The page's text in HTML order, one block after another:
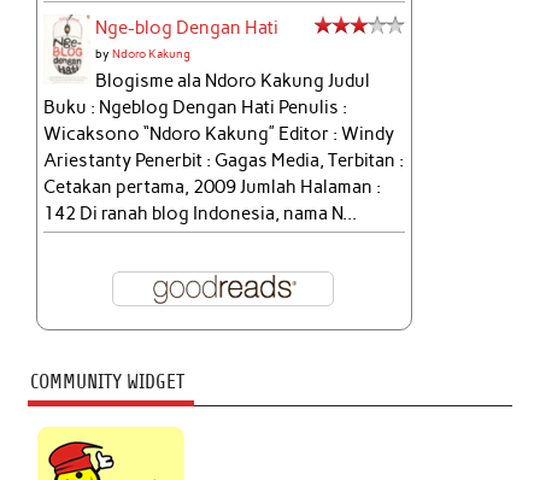
Nge-blog Dengan Hati
byNdoro Kakung
Blogisme ala Ndoro Kakung Judul
Buku : Ngeblog Dengan Hati Penulis :
Wicaksono “Ndoro Kakung” Editor : Windy
Ariestanty Penerbit : Gagas Media, Terbitan :
Cetakan pertama, 2009 Jumlah Halaman :
142 Di ranah blog Indonesia, nama N...
COMMUNITY WIDGET